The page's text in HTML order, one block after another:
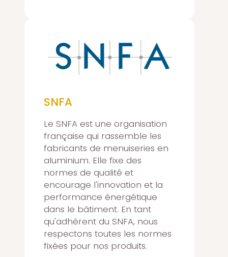
SNFA
Le SNFA est une organisation
française qui rassemble les
fabricants de menuiseries en
aluminium. Elle fixe des
normes de qualité et
encourage l'innovation et la
performance énergétique
dans le bâtiment. En tant
qu'adhérent du SNFA, nous
respectons toutes les normes
fixées pour nos produits.